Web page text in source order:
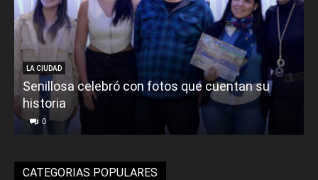
LA CIUDAD
Senillosa celebró con fotos que cuentan su
historia
0
CATEGORIAS POPULARES